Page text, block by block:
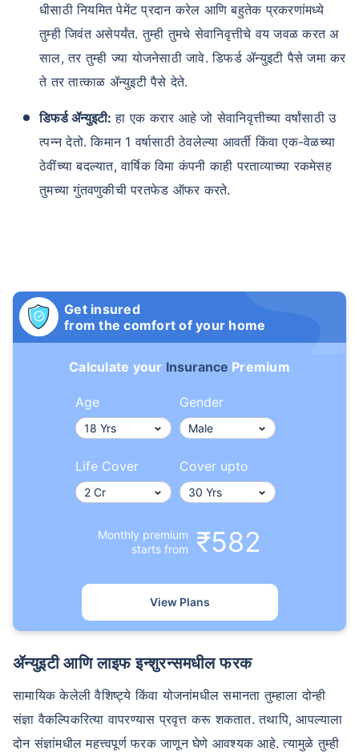
धीसाठी नियमित पेमेंट प्रदान करेल आणि बहुतेक प्रकरणांमध्ये
तुम्ही जिवंत असेपर्यंत. तुम्ही तुमचे सेवानिवृत्तीचे वय जवळ करत अ
साल, तर तुम्ही ज्या योजनेसाठी जावे. डिफर्ड ॲन्युइटी पैसे जमा कर
ते तर तात्काळ ॲन्युइटी पैसे देते.
डिफर्ड ॲन्युइटी: हा एक करार आहे जो सेवानिवृत्तीच्या वर्षांसाठी उ
त्पन्न देतो. किमान 1 वर्षासाठी ठेवलेल्या आवर्ती किंवा एक-वेळच्या
ठेवींच्या बदल्यात, वार्षिक विमा कंपनी काही परताव्याच्या रकमेसह
तुमच्या गुंतवणुकीची परतफेड ऑफर करते.
Get insured
from the comfort of your home
Calculate your Insurance Premium
Age Gender
Life Cover Cover upto
Monthly premium
starts from
₹582
View Plans
ॲन्युइटी आणि लाइफ इन्शुरन्समधील फरक
सामायिक केलेली वैशिष्ट्ये किंवा योजनांमधील समानता तुम्हाला दोन्ही
संज्ञा वैकल्पिकरित्या वापरण्यास प्रवृत्त करू शकतात. तथापि, आपल्याला
दोन संज्ञांमधील महत्त्वपूर्ण फरक जाणून घेणे आवश्यक आहे. त्यामुळे तुम्ही